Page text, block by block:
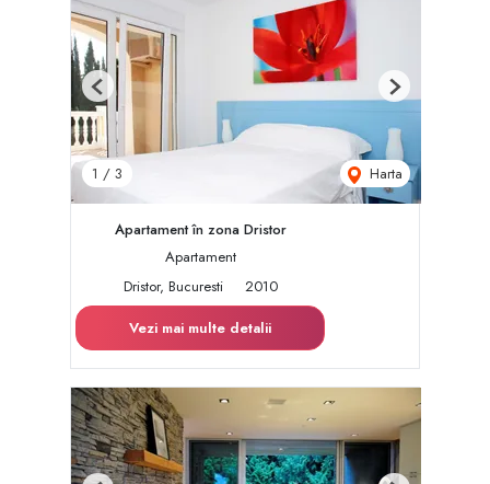
1 / 3 Harta
Previous Next
Apartament în zona Dristor
Apartament
Dristor, Bucuresti
2010
Vezi mai multe detalii